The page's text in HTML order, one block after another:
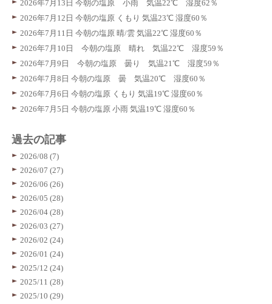
2026年7月13日 今朝の塩原 小雨 気温22℃ 湿度62％
2026年7月12日 今朝の塩原 くもり 気温23℃ 湿度60％
2026年7月11日 今朝の塩原 晴/雲 気温22℃ 湿度60％
2026年7月10日 今朝の塩原 晴れ 気温22℃ 湿度59％
2026年7月9日 今朝の塩原 曇り 気温21℃ 湿度59％
2026年7月8日 今朝の塩原 曇 気温20℃ 湿度60％
2026年7月6日 今朝の塩原 くもり 気温19℃ 湿度60％
2026年7月5日 今朝の塩原 小雨 気温19℃ 湿度60％
過去の記事
2026/08 (7)
2026/07 (27)
2026/06 (26)
2026/05 (28)
2026/04 (28)
2026/03 (27)
2026/02 (24)
2026/01 (24)
2025/12 (24)
2025/11 (28)
2025/10 (29)